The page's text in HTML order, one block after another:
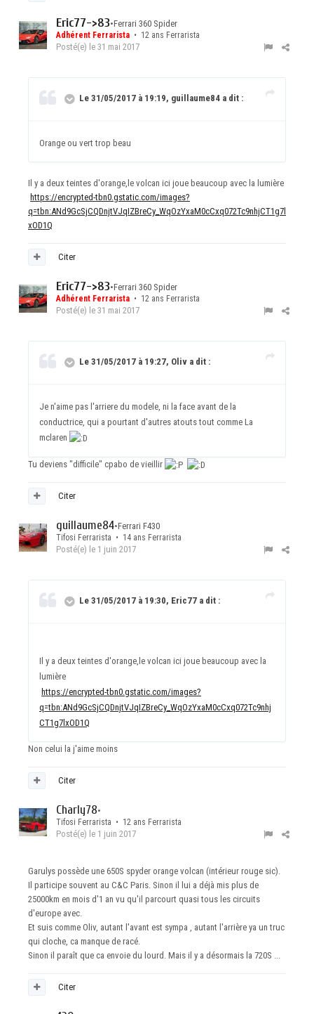
Eric77->83•Ferrari 360 Spider
Adhérent Ferrarista • 12 ans Ferrarista
Posté(e) le 31 mai 2017
Le 31/05/2017 à 19:19, guillaume84 a dit :
Orange ou vert trop beau
Il y a deux teintes d'orange,le volcan ici joue beaucoup avec la lumière
https://encrypted-tbn0.gstatic.com/images?
q=tbn:ANd9GcSjCQDnjtVJqIZBreCy_WqOzYxaM0cCxq072Tc9nhjCT1g7l
xOD1Q
Citer
Eric77->83•Ferrari 360 Spider
Adhérent Ferrarista • 12 ans Ferrarista
Posté(e) le 31 mai 2017
Le 31/05/2017 à 19:27, Oliv a dit :
Je n'aime pas l'arriere du modele, ni la face avant de la
conductrice, qui a pourtant d'autres atouts tout comme La
mclaren
Tu deviens "difficile" cpabo de vieillir
Citer
guillaume84•Ferrari F430
Tifosi Ferrarista • 14 ans Ferrarista
Posté(e) le 1 juin 2017
Le 31/05/2017 à 19:30, Eric77 a dit :
Il y a deux teintes d'orange,le volcan ici joue beaucoup avec la
lumière
https://encrypted-tbn0.gstatic.com/images?
q=tbn:ANd9GcSjCQDnjtVJqIZBreCy_WqOzYxaM0cCxq072Tc9nhj
CT1g7lxOD1Q
Non celui la j'aime moins
Citer
Charly78•
Tifosi Ferrarista • 12 ans Ferrarista
Posté(e) le 1 juin 2017
Garulys possède une 650S spyder orange volcan (intérieur rouge sic).
Il participe souvent au C&C Paris. Sinon il lui a déjà mis plus de
25000km en mois d'1 an vu qu'il parcourt quasi tous les circuits
d'europe avec.
Et suis comme Oliv, autant l'avant est sympa , autant l'arrière ya un truc
qui cloche, ca manque de racé.
Sinon il paraît que ca envoie du lourd. Mais il y a désormais la 720S ...
Citer